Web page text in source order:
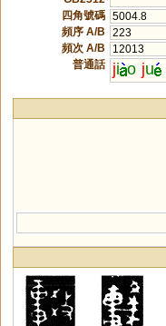
四角號碼 5004.8
頻序 A/B
223
頻次 A/B
12013
普通話
ji o ju